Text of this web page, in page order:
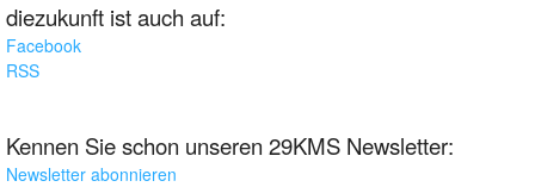
diezukunft ist auch auf:
Facebook
RSS
Kennen Sie schon unseren 29KMS Newsletter:
Newsletter abonnieren